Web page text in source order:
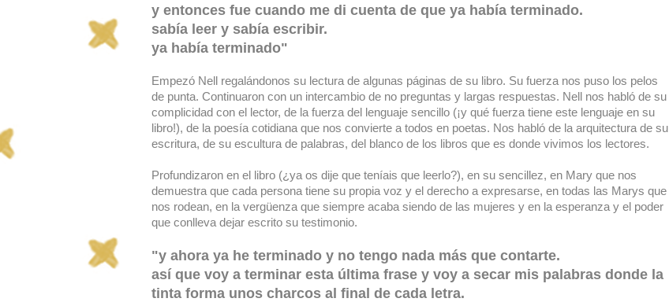
y entonces fue cuando me di cuenta de que ya había terminado.
sabía leer y sabía escribir.
ya había terminado"
Empezó Nell regalándonos su lectura de algunas páginas de su libro. Su fuerza nos puso los pelos
de punta. Continuaron con un intercambio de no preguntas y largas respuestas. Nell nos habló de su
complicidad con el lector, de la fuerza del lenguaje sencillo (¡y qué fuerza tiene este lenguaje en su
libro!), de la poesía cotidiana que nos convierte a todos en poetas. Nos habló de la arquitectura de su
escritura, de su escultura de palabras, del blanco de los libros que es donde vivimos los lectores.
Profundizaron en el libro (¿ya os dije que teníais que leerlo?), en su sencillez, en Mary que nos
demuestra que cada persona tiene su propia voz y el derecho a expresarse, en todas las Marys que
nos rodean, en la vergüenza que siempre acaba siendo de las mujeres y en la esperanza y el poder
que conlleva dejar escrito su testimonio.
"y ahora ya he terminado y no tengo nada más que contarte.
así que voy a terminar esta última frase y voy a secar mis palabras donde la
tinta forma unos charcos al final de cada letra.